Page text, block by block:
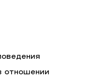
отношении